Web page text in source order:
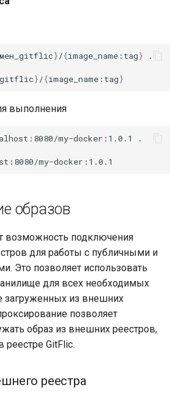
}/{image_name:tag} .
}/{image_name:tag}
выполнения
my-docker:1.0.1 .
образов
возможность подключения
для работы с публичными и
Это позволяет использовать
для всех необходимых
загруженных из внешних
позволяет
образ из внешних реестров,
реестре GitFlic.
реестра